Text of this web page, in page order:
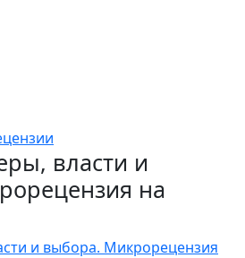
власти и
на
и выбора. Микрорецензия